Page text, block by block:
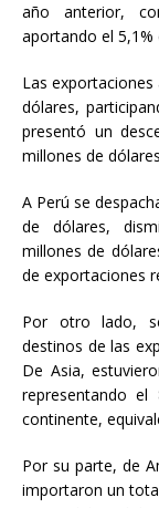
año anterior,
aportando el
Las
dólares,
presentó un
millones de
A Perú se
de dólares,
millones de
de exportaciones
Por otro lado,
destinos de las
De Asia,
representando
continente,
Por su parte, de
importaron un